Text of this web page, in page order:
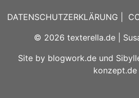
DATENSCHUTZERKLÄRUNG
© 2026 texterella.de|
Site by blogwork.de und
konzept.de